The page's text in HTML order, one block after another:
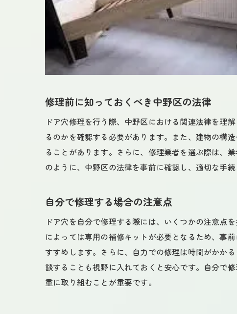
修理前に知っておくべき中野区の法律
ドア穴修理を行う際、中野区における関連法律を理
るのかを確認する必要があります。また、建物の構
ることがあります。さらに、修理業者を選ぶ際は、
のように、中野区の法律を事前に確認し、適切な手
自分で修理する場合の注意点
ドア穴を自分で修理する際には、いくつかの注意点
によっては専用の補修キットが必要となるため、事
すすめします。さらに、自力での修理は時間がかか
談することも視野に入れておくと安心です。自分で
重に取り組むことが重要です。